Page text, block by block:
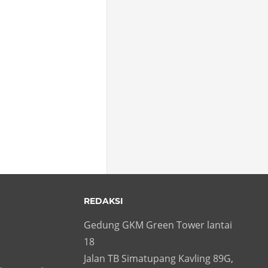
REDAKSI
Gedung GKM Green Tower lantai
18
Jalan TB Simatupang Kavling 89G,